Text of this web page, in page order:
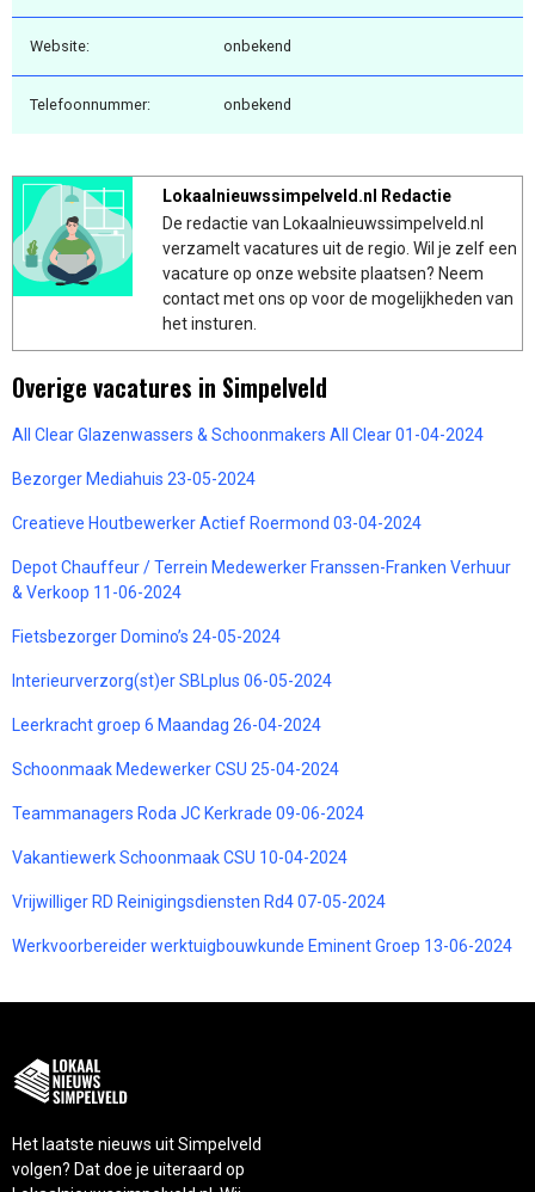
Website: onbekend
Telefoonnummer: onbekend
Lokaalnieuwssimpelveld.nl Redactie
De redactie van Lokaalnieuwssimpelveld.nl
verzamelt vacatures uit de regio. Wil je zelf een
vacature op onze website plaatsen? Neem
contact met ons op voor de mogelijkheden van
het insturen.
Overige vacatures in Simpelveld
All Clear Glazenwassers & Schoonmakers All Clear 01-04-2024
Bezorger Mediahuis 23-05-2024
Creatieve Houtbewerker Actief Roermond 03-04-2024
Depot Chauffeur / Terrein Medewerker Franssen-Franken Verhuur
& Verkoop 11-06-2024
Fietsbezorger Domino’s 24-05-2024
Interieurverzorg(st)er SBLplus 06-05-2024
Leerkracht groep 6 Maandag 26-04-2024
Schoonmaak Medewerker CSU 25-04-2024
Teammanagers Roda JC Kerkrade 09-06-2024
Vakantiewerk Schoonmaak CSU 10-04-2024
Vrijwilliger RD Reinigingsdiensten Rd4 07-05-2024
Werkvoorbereider werktuigbouwkunde Eminent Groep 13-06-2024
Het laatste nieuws uit Simpelveld
volgen? Dat doe je uiteraard op